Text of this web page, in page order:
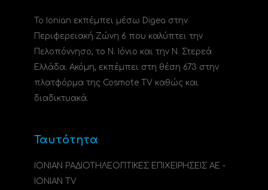
Το Ionian εκπέμπει μέσω Digea στην
Περιφερειακή Ζώνη 6 που καλύπτει την
Πελοπόννησο, το N. Ιόνιο και την Ν. Στερεά
Ελλάδα. Ακόμη, εκπέμπει στη θέση 673 στην
πλατφόρμα της Cosmote TV καθώς και
διαδικτυακά.
Ταυτότητα
ΙΟΝΙΑΝ ΡΑΔΙΟΤΗΛΕΟΠΤΙΚΕΣ ΕΠΙΧΕΙΡΗΣΕΙΣ ΑΕ -
IONIAN TV